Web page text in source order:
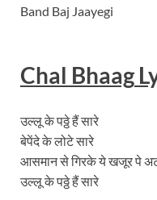
Band Baj Jaayegi
Chal Bhaag
उल्लू के पठ्ठे हैं सारे
बेपेंदे के लोटे सारे
आसमान से गिरके ये खजूर पे
उल्लू के पठ्ठे हैं सारे